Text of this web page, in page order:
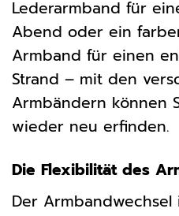
Lederarmband für
Abend oder ein
Armband für einen
Strand – mit den
Armbändern können
wieder neu erfinden.
Die Flexibilität des
Der